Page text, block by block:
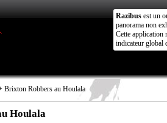
Razibus est un
panorama non
Cette application
indicateur global
Brixton Robbers au Houlala
Houlala